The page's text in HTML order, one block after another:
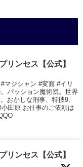
ンセス【公式】
マジシャン #変面 #イリ
パッション魔術団。世界
おかしな刑事、特捜9、
田原 お仕事のご依頼は
ンセス【公式】